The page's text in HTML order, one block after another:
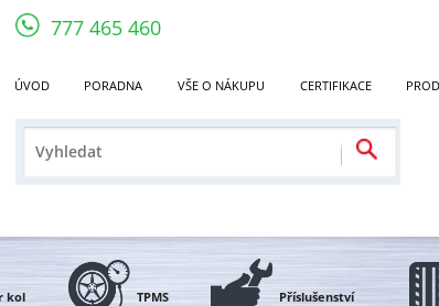
777 465 460
ÚVOD PORADNA VŠE O NÁKUPU CERTIFIKACE
kol TPMS Příslušenství